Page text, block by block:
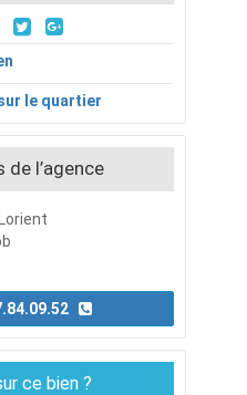
le quartier
de l’agence
02.97.84.09.52
ce bien ?